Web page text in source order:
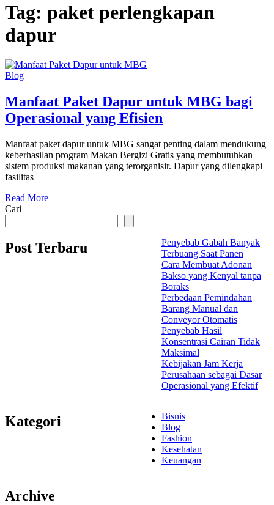
Tag: paket perlengkapan
dapur
Blog
Manfaat Paket Dapur untuk MBG bagi
Operasional yang Efisien
Manfaat paket dapur untuk MBG sangat penting dalam mendukung
keberhasilan program Makan Bergizi Gratis yang membutuhkan
sistem produksi makanan yang terorganisir. Dapur yang dilengkapi
fasilitas
Read More
Cari
Post Terbaru
Penyebab Gabah Banyak
Terbuang Saat Panen
Cara Membuat Adonan
Bakso yang Kenyal tanpa
Boraks
Perbedaan Pemindahan
Barang Manual dan
Conveyor Otomatis
Penyebab Hasil
Konsentrasi Cairan Tidak
Maksimal
Kebijakan Jam Kerja
Perusahaan sebagai Dasar
Operasional yang Efektif
Kategori
Bisnis
Blog
Fashion
Kesehatan
Keuangan
Archive